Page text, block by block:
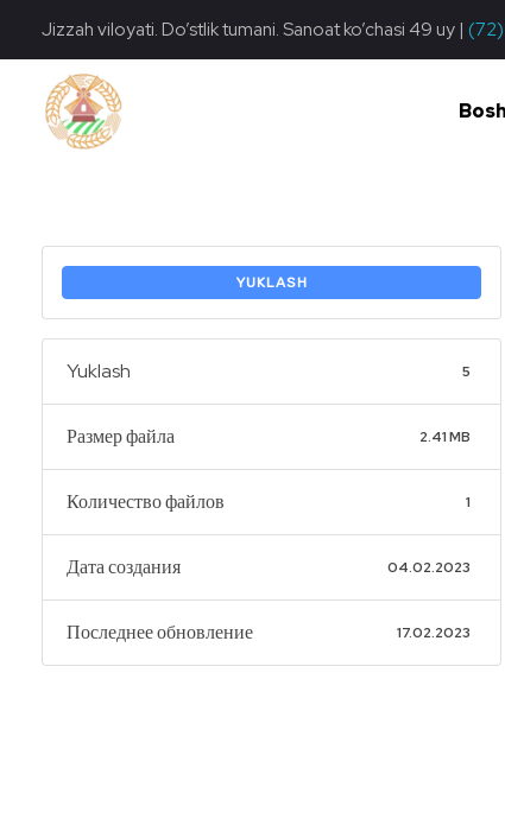
Jizzah viloyati. Do’stlik tumani. Sanoat ko’chasi 49 uy | (72)
YUKLASH
Yuklash 5
Размер файла 2.41 MB
Количество файлов 1
Дата создания 04.02.2023
Последнее обновление 17.02.2023